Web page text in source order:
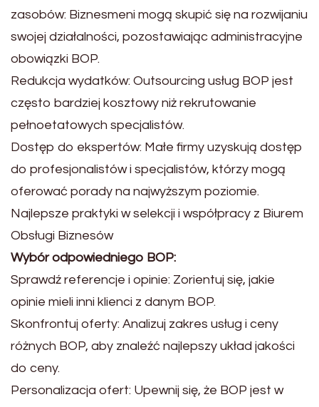
zasobów: Biznesmeni mogą skupić się na rozwijaniu
swojej działalności, pozostawiając administracyjne
obowiązki BOP.
Redukcja wydatków: Outsourcing usług BOP jest
często bardziej kosztowy niż rekrutowanie
pełnoetatowych specjalistów.
Dostęp do ekspertów: Małe firmy uzyskują dostęp
do profesjonalistów i specjalistów, którzy mogą
oferować porady na najwyższym poziomie.
Najlepsze praktyki w selekcji i współpracy z Biurem
Obsługi Biznesów
Wybór odpowiedniego BOP:
Sprawdź referencje i opinie: Zorientuj się, jakie
opinie mieli inni klienci z danym BOP.
Skonfrontuj oferty: Analizuj zakres usług i ceny
różnych BOP, aby znaleźć najlepszy układ jakości
do ceny.
Personalizacja ofert: Upewnij się, że BOP jest w